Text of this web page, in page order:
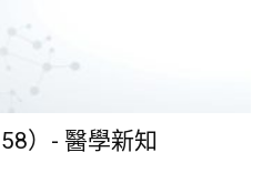
）- 醫學新知